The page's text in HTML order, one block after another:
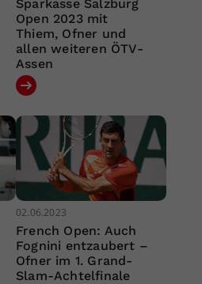
Sparkasse Salzburg
Open 2023 mit
Thiem, Ofner und
allen weiteren ÖTV-
Assen
02.06.2023
French Open: Auch
Fognini entzaubert –
Ofner im 1. Grand-
Slam-Achtelfinale